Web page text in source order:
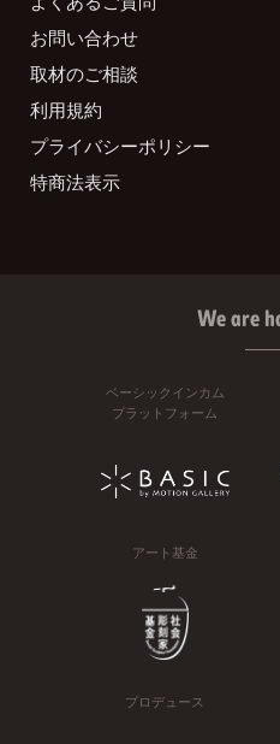
お問い合わせ
取材のご相談
利用規約
プライバシーポリシー
特商法表示
We are
ベーシックインカム
プラットフォーム
アート基金
プロデュース